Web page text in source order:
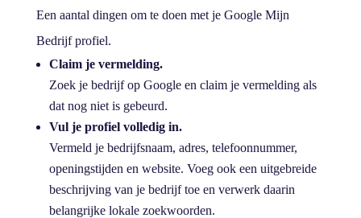
Een aantal dingen om te doen met je Google Mijn
Bedrijf profiel.
Claim je vermelding.
Zoek je bedrijf op Google en claim je vermelding als
dat nog niet is gebeurd.
Vul je profiel volledig in.
Vermeld je bedrijfsnaam, adres, telefoonnummer,
openingstijden en website. Voeg ook een uitgebreide
beschrijving van je bedrijf toe en verwerk daarin
belangrijke lokale zoekwoorden.